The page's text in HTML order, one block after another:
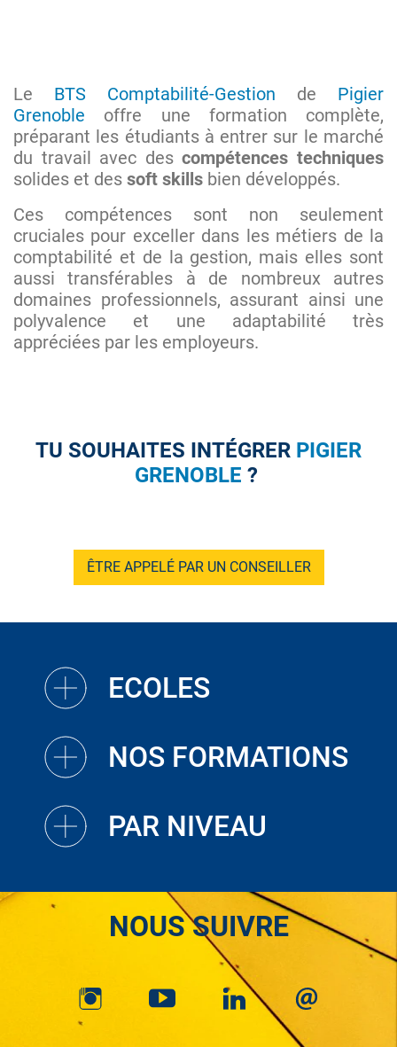
Le BTS Comptabilité-Gestion de Pigier
Grenoble offre une formation complète,
préparant les étudiants à entrer sur le marché
du travail avec descompétences techniques
solides et des soft skills bien développés.
Ces compétences sont non seulement
cruciales pour exceller dans les métiers de la
comptabilité et de la gestion, mais elles sont
aussi transférables à de nombreux autres
domaines professionnels, assurant ainsi une
polyvalence et une adaptabilité très
appréciées par les employeurs.
TU SOUHAITES INTÉGRER PIGIER
GRENOBLE ?
ÊTRE APPELÉ PAR UN CONSEILLER
ECOLES
NOS FORMATIONS
PAR NIVEAU
NOUS SUIVRE